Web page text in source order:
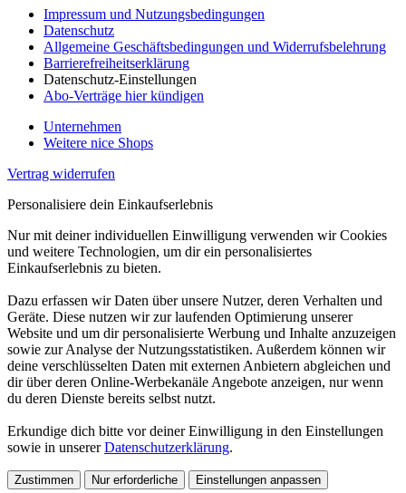
Impressum und Nutzungsbedingungen
Datenschutz
Allgemeine Geschäftsbedingungen und Widerrufsbelehrung
Barrierefreiheitserklärung
Datenschutz-Einstellungen
Abo-Verträge hier kündigen
Unternehmen
Weitere nice Shops
Vertrag widerrufen
Personalisiere dein Einkaufserlebnis
Nur mit deiner individuellen Einwilligung verwenden wir Cookies
und weitere Technologien, um dir ein personalisiertes
Einkaufserlebnis zu bieten.
Dazu erfassen wir Daten über unsere Nutzer, deren Verhalten und
Geräte. Diese nutzen wir zur laufenden Optimierung unserer
Website und um dir personalisierte Werbung und Inhalte anzuzeigen
sowie zur Analyse der Nutzungsstatistiken. Außerdem können wir
deine verschlüsselten Daten mit externen Anbietern abgleichen und
dir über deren Online-Werbekanäle Angebote anzeigen, nur wenn
du deren Dienste bereits selbst nutzt.
Erkundige dich bitte vor deiner Einwilligung in den Einstellungen
sowie in unsererDatenschutzerklärung.
Zustimmen Nur erforderliche Einstellungen anpassen